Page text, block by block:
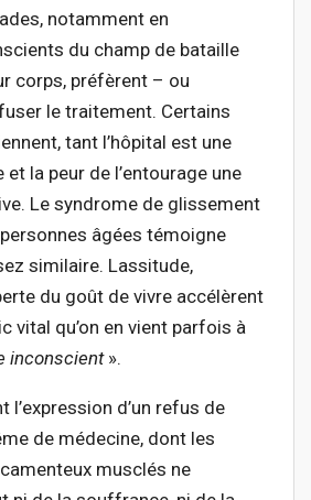
notamment en
du champ de bataille
corps, préfèrent – ou
le traitement. Certains
tant l’hôpital est une
la peur de l’entourage une
Le syndrome de glissement
âgées témoigne
similaire. Lassitude,
du goût de vivre accélèrent
vital qu’on en vient parfois à
inconscient».
l’expression d’un refus de
de médecine, dont les
musclés ne